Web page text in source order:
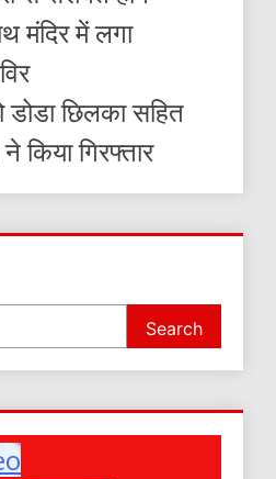
मंदिर में लगा
छिलका सहित
किया गिरफ्तार
Search